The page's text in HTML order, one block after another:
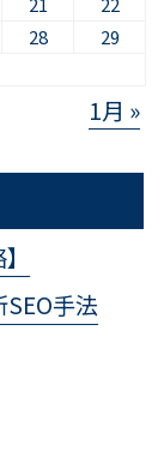
28
29
1月 »
手法